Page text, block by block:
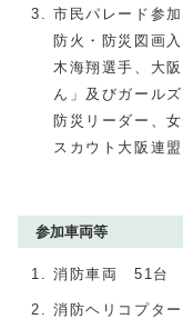
市民パレード参
防火・防災図画
木海翔選手、大
ん」及びガール
防災リーダー、
スカウト大阪連盟
参加車両等
消防車両 51台
消防ヘリコプタ